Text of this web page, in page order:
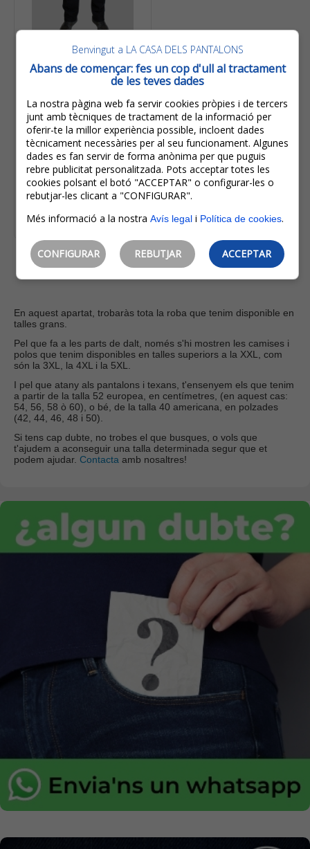
36,00€
28,80€
Estalvi: 7,20€ )
Takhiro Pantalons
Texans D'home Bàsics
Rectes 21120/71 Negre
Rentat
Escollir opcions
1 2 3 4
En aquest apartat, trobaràs tota la roba que tenim disponible en
talles grans.
Pel que fa a les parts de dalt, només s'hi mostren les camises i
polos que tenim disponibles en talles superiors a la XXL, com
són la 3XL, la 4XL i la 5XL.
I pel que atany als pantalons i texans, t'ensenyem els que tenim
a partir de la talla 52 europea, en centímetres, (en aquest cas:
54, 56, 58 ò 60), o bé, de la talla 40 americana, en polzades
(42, 44, 46, 48 i 50).
Si tens cap dubte, no trobes el que busques, o vols que
t'ajudem a aconseguir una talla determinada segur que et
podem ajudar. Contacta amb nosaltres!
Benvingut a LA CASA DELS PANTALONS
Abans de començar: fes un cop d'ull al tractament
de les teves dades
La nostra pàgina web fa servir cookies pròpies i de tercers
junt amb tècniques de tractament de la informació per
oferir-te la millor experiència possible, incloent dades
tècnicament necessàries per al seu funcionament. Algunes
dades es fan servir de forma anònima per que puguis
rebre publicitat personalitzada. Pots acceptar totes les
cookies polsant el botó "ACCEPTAR" o configurar-les o
rebutjar-les clicant a "CONFIGURAR".
Més informació a la nostra Avís legali Política de cookies.
CONFIGURAR REBUTJAR ACCEPTAR